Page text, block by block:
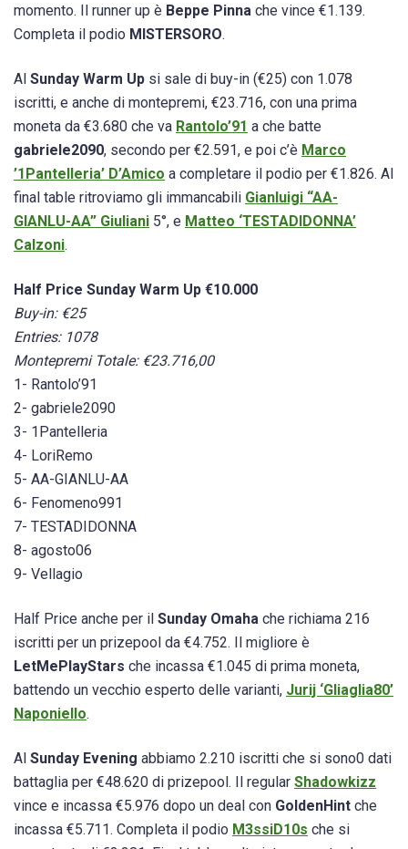
momento. Il runner up è Beppe Pinna che vince €1.139.
Completa il podio MISTERSORO.
Al Sunday Warm Up si sale di buy-in (€25) con 1.078
iscritti, e anche di montepremi, €23.716, con una prima
moneta da €3.680 che va Rantolo’91 a che batte
gabriele2090, secondo per €2.591, e poi c’è Marco
’1Pantelleria’ D’Amico a completare il podio per €1.826. Al
final table ritroviamo gli immancabili Gianluigi “AA-
GIANLU-AA” Giuliani 5°, e Matteo ‘TESTADIDONNA’
Calzoni.
Half Price Sunday Warm Up €10.000
Buy-in: €25
Entries: 1078
Montepremi Totale: €23.716,00
1- Rantolo’91
2- gabriele2090
3- 1Pantelleria
4- LoriRemo
5- AA-GIANLU-AA
6- Fenomeno991
7- TESTADIDONNA
8- agosto06
9- Vellagio
Half Price anche per il Sunday Omaha che richiama 216
iscritti per un prizepool da €4.752. Il migliore è
LetMePlayStars che incassa €1.045 di prima moneta,
battendo un vecchio esperto delle varianti, Jurij ‘Gliaglia80’
Naponiello.
Al Sunday Evening abbiamo 2.210 iscritti che si sono0 dati
battaglia per €48.620 di prizepool. Il regular Shadowkizz
vince e incassa €5.976 dopo un deal con GoldenHint che
incassa €5.711. Completa il podio M3ssiD10s che si